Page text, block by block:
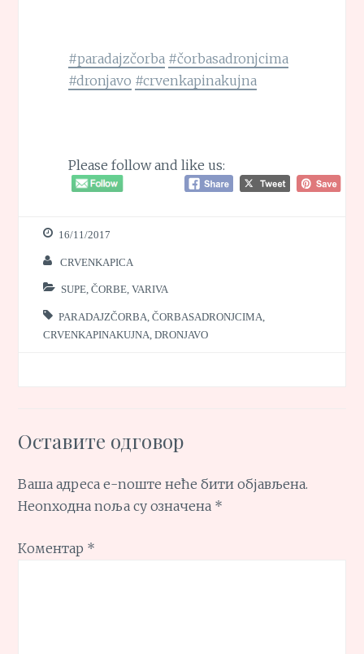
#paradajzčorba #čorbasadronjcima
#dronjavo #crvenkapinakujna
Please follow and like us:
16/11/2017
CRVENKAPICA
SUPE, ČORBE, VARIVA
PARADAJZČORBA ,ČORBASADRONJCIMA
CRVENKAPINAKUJNA ,DRONJAVO
Оставите одговор
Ваша адреса е-поште неће бити објављена.
Неопходна поља су означена *
Коментар *